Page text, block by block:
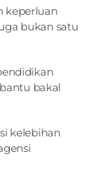
keperluan
bukan satu
bakal
kelebihan